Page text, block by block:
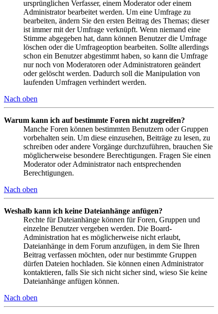
ursprünglichen Verfasser, einem Moderator oder einem
Administrator bearbeitet werden. Um eine Umfrage zu
bearbeiten, ändern Sie den ersten Beitrag des Themas; dieser
ist immer mit der Umfrage verknüpft. Wenn niemand eine
Stimme abgegeben hat, dann können Benutzer die Umfrage
löschen oder die Umfrageoption bearbeiten. Sollte allerdings
schon ein Benutzer abgestimmt haben, so kann die Umfrage
nur noch von Moderatoren oder Administratoren geändert
oder gelöscht werden. Dadurch soll die Manipulation von
laufenden Umfragen verhindert werden.
Nach oben
Warum kann ich auf bestimmte Foren nicht zugreifen?
Manche Foren können bestimmten Benutzern oder Gruppen
vorbehalten sein. Um diese einzusehen, Beiträge zu lesen, zu
schreiben oder andere Vorgänge durchzuführen, brauchen Sie
möglicherweise besondere Berechtigungen. Fragen Sie einen
Moderator oder Administrator nach entsprechenden
Berechtigungen.
Nach oben
Weshalb kann ich keine Dateianhänge anfügen?
Rechte für Dateianhänge können für Foren, Gruppen und
einzelne Benutzer vergeben werden. Die Board-
Administration hat es möglicherweise nicht erlaubt,
Dateianhänge in dem Forum anzufügen, in dem Sie Ihren
Beitrag verfassen möchten, oder nur bestimmte Gruppen
dürfen Dateien hochladen. Sie können einen Administrator
kontaktieren, falls Sie sich nicht sicher sind, wieso Sie keine
Dateianhänge anfügen können.
Nach oben